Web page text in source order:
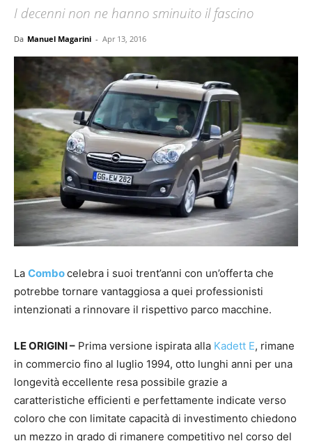
I decenni non ne hanno sminuito il fascino
Da Manuel Magarini - Apr 13, 2016
La Combocelebra i suoi trent’anni con un’offerta che
potrebbe tornare vantaggiosa a quei professionisti
intenzionati a rinnovare il rispettivo parco macchine.
LE ORIGINI – Prima versione ispirata alla Kadett E, rimane
in commercio fino al luglio 1994, otto lunghi anni per una
longevità eccellente resa possibile grazie a
caratteristiche efficienti e perfettamente indicate verso
coloro che con limitate capacità di investimento chiedono
un mezzo in grado di rimanere competitivo nel corso del